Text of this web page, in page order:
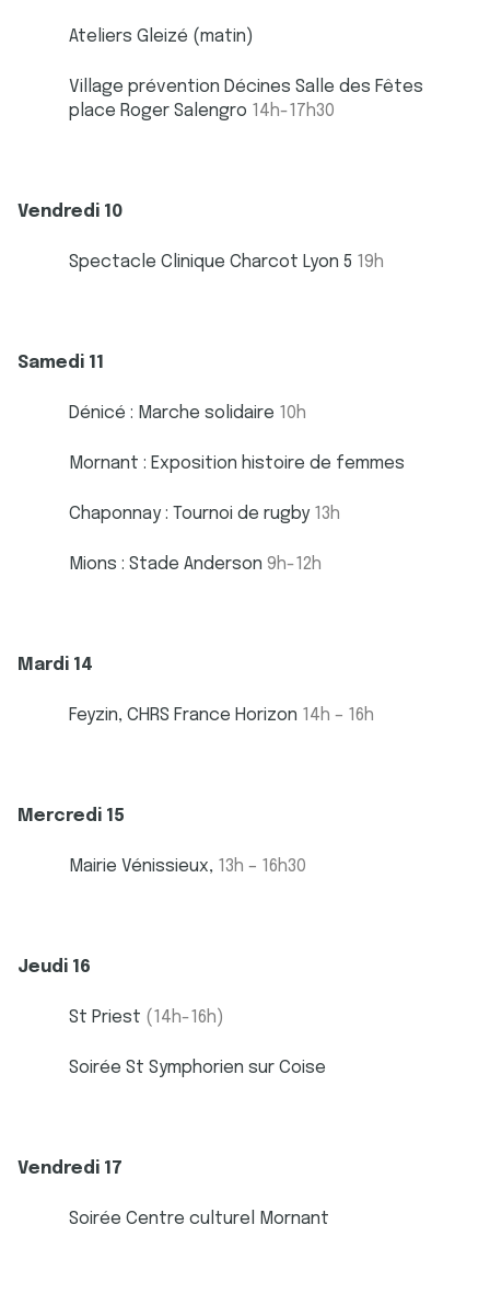
Ateliers Gleizé (matin)
Village prévention Décines Salle des Fêtes
place Roger Salengro 14h-17h30
Vendredi 10
Spectacle Clinique Charcot Lyon 5 19h
Samedi 11
Dénicé : Marche solidaire 10h
Mornant : Exposition histoire de femmes
Chaponnay : Tournoi de rugby 13h
Mions : Stade Anderson9h-12h
Mardi 14
Feyzin, CHRS France Horizon 14h – 16h
Mercredi 15
Mairie Vénissieux, 13h – 16h30
Jeudi 16
St Priest (14h-16h)
Soirée St Symphorien sur Coise
Vendredi 17
Soirée Centre culturel Mornant